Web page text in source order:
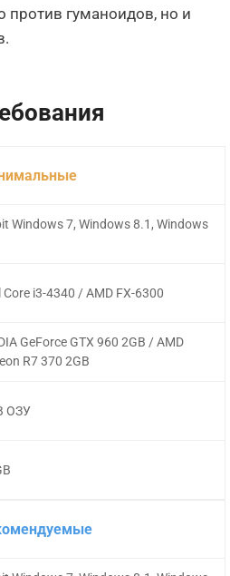
против гуманоидов, но и
Windows 7, Windows 8.1, Windows
Core i3-4340 / AMD FX-6300
GeForce GTX 960 2GB / AMD
R7 370 2GB
ОЗУ